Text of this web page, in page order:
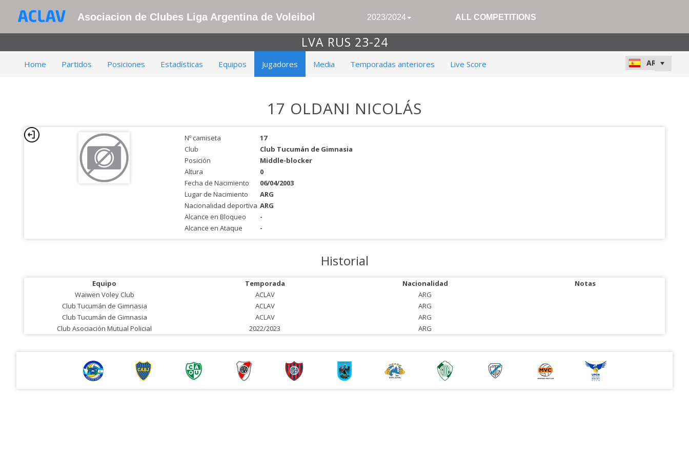
Asociacion de Clubes Liga Argentina de Voleibol 2023/2024 ALL COMPETITIONS
LVA RUS 23-24
Home Partidos Posiciones Estadísticas Equipos Jugadores Media Temporadas anteriores Live Score
17 OLDANI NICOLÁS
Nº camiseta
17
Club
Club Tucumán de Gimnasia
Posición
Middle-blocker
Altura
0
Fecha de Nacimiento
06/04/2003
Lugar de Nacimiento
ARG
Nacionalidad deportiva ARG
Alcance en Bloqueo
-
Alcance en Ataque
-
Historial
Equipo Temporada Nacionalidad
Notas
Waiwen Voley Club
ACLAV
ARG
Club Tucumán de Gimnasia
ACLAV
ARG
Club Tucumán de Gimnasia
ACLAV
ARG
Club Asociación Mutual Policial
2022/2023 ARG